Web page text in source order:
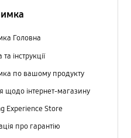
Головна
інструкції
по вашому продукту
щодо інтернет-магазину
Experience Store
про гарантію